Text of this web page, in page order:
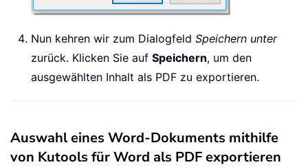
Nun kehren wir zum Dialogfeld Speichern unter
zurück. Klicken Sie auf Speichern, um den
ausgewählten Inhalt als PDF zu exportieren.
Auswahl eines Word-Dokuments mithilfe
von Kutools für Word als PDF exportieren